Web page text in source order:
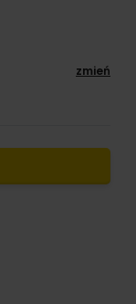
zmień